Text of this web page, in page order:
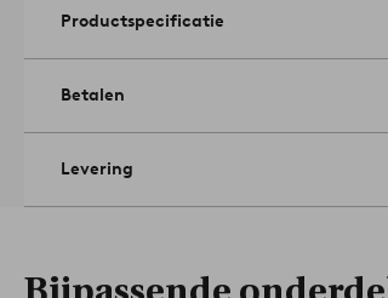
30°C. Gebruik geen bleekmiddel. Niet
Productspecificatie
Betalen
Levering